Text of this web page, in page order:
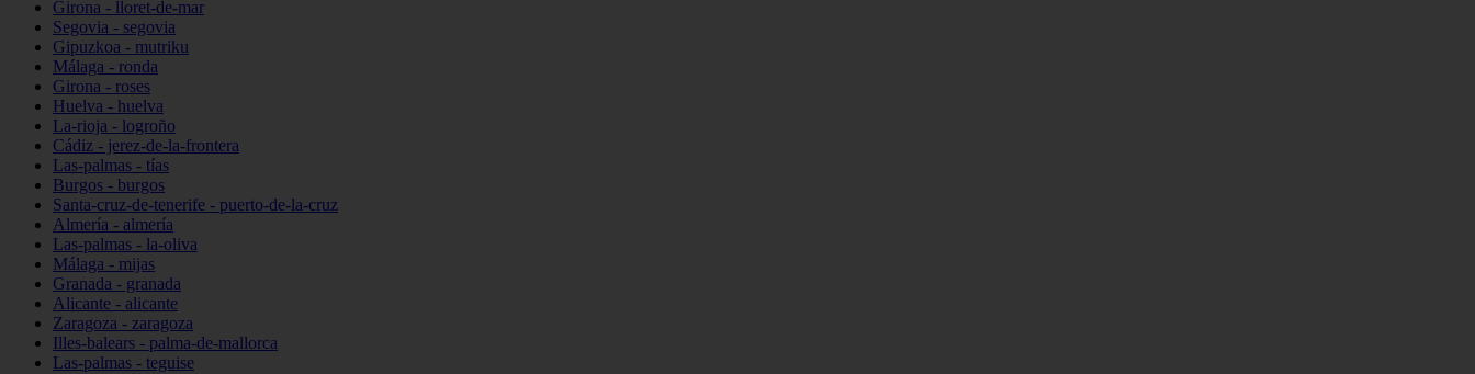
Girona - lloret-de-mar
Segovia - segovia
Gipuzkoa - mutriku
Málaga - ronda
Girona - roses
Huelva - huelva
La-rioja - logroño
Cádiz - jerez-de-la-frontera
Las-palmas - tías
Burgos - burgos
Santa-cruz-de-tenerife - puerto-de-la-cruz
Almería - almería
Las-palmas - la-oliva
Málaga - mijas
Granada - granada
Alicante - alicante
Zaragoza - zaragoza
Illes-balears - palma-de-mallorca
Las-palmas - teguise